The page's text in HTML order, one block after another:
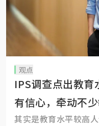
观点
IPS调查点出教育
有信心，牵动不少
其实是教育水平较高